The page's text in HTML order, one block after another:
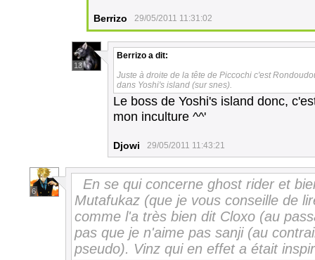
Berrizo 29/05/2011 11:31:02
13
Berrizo a dit:
Juste à droite de la tête de Piccochi c'est
dans Yoshi's island (sur snes).
Le boss de Yoshi's island donc,
mon inculture ^^'
Djowi 29/05/2011 11:43:21
6
En se qui concerne ghost rider et
Mutafukaz (que je vous conseille de
comme l'a très bien dit Cloxo (au
pas que je n'aime pas sanji (au
pseudo). Vinz qui en effet a était